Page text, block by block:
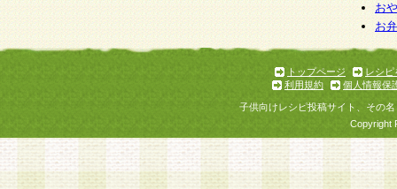
お
お
トップページ
レシピ
利用規約
個人情報保
子供向けレシピ投稿サイト、その
Copyright